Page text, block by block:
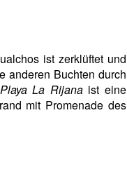
ist zerklüftet und
anderen Buchten durch
Playa La Rijanaist eine
mit Promenade des